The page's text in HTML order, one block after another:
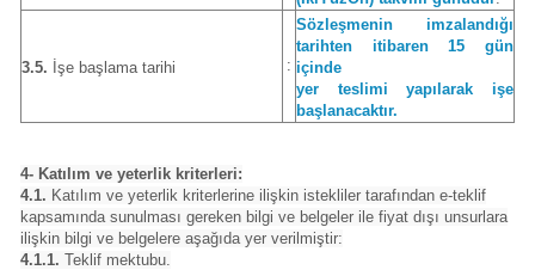
3.5. İşe başlama tarihi :
Sözleşmenin imzalandığı
tarihten itibaren 15 gün
içinde
yer teslimi yapılarak işe
başlanacaktır.
4- Katılım ve yeterlik kriterleri:
4.1. Katılım ve yeterlik kriterlerine ilişkin istekliler tarafından e-teklif
kapsamında sunulması gereken bilgi ve belgeler ile fiyat dışı unsurlara
ilişkin bilgi ve belgelere aşağıda yer verilmiştir:
4.1.1. Teklif mektubu.